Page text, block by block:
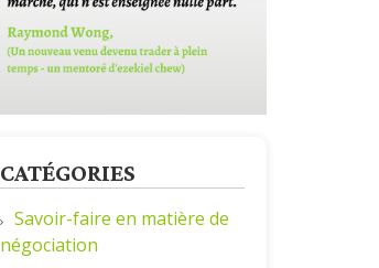
CATÉGORIES
Savoir-faire en matière de
négociation